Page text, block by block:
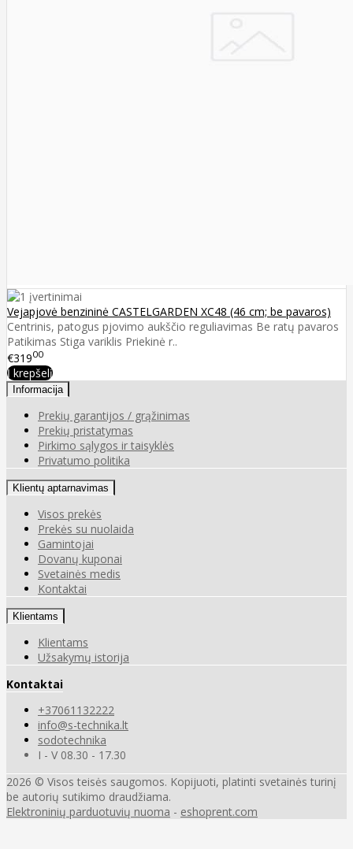
Vejapjovė benzininė CASTELGARDEN XC48 (46 cm; be pavaros)
Centrinis, patogus pjovimo aukščio reguliavimas Be ratų pavaros
Patikimas Stiga variklis Priekinė r..
€31900
Į krepšelį
Informacija
Prekių garantijos / grąžinimas
Prekių pristatymas
Pirkimo sąlygos ir taisyklės
Privatumo politika
Klientų aptarnavimas
Visos prekės
Prekės su nuolaida
Gamintojai
Dovanų kuponai
Svetainės medis
Kontaktai
Klientams
Klientams
Užsakymų istorija
Kontaktai
+37061132222
info@s-technika.lt
sodotechnika
I - V 08.30 - 17.30
2026 © Visos teisės saugomos. Kopijuoti, platinti svetainės turinį
be autorių sutikimo draudžiama.
Elektroninių parduotuvių nuoma - eshoprent.com